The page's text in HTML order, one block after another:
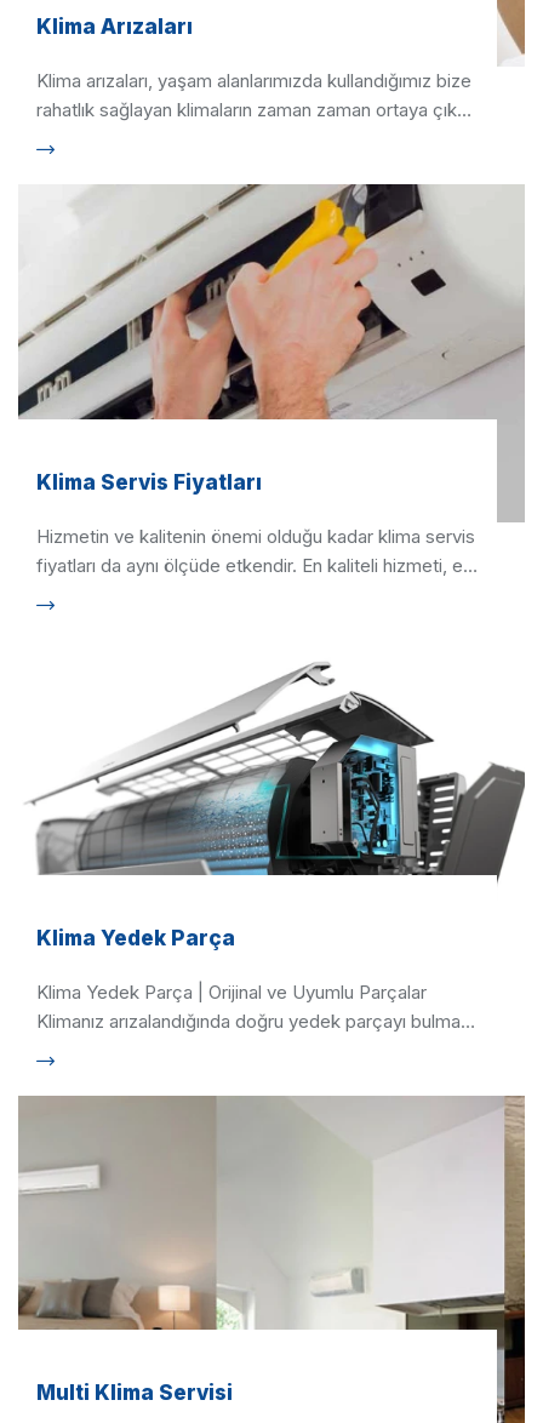
Klima Arızaları
Klima arızaları, yaşam alanlarımızda kullandığımız bize
rahatlık sağlayan klimaların zaman zaman ortaya çıkan
Klima Servis Fiyatları
Hizmetin ve kalitenin önemi olduğu kadar klima servis
fiyatları da aynı ölçüde etkendir. En kaliteli hizmeti, en
Klima Yedek Parça
Klima Yedek Parça | Orijinal ve Uyumlu Parçalar
Klimanız arızalandığında doğru yedek parçayı bulmak,
Multi Klima Servisi